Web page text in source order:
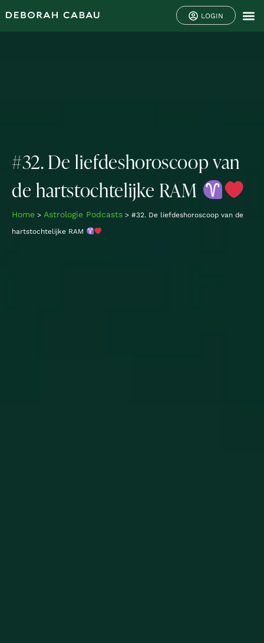
LOGIN
#32. De liefdeshoroscoop van
de hartstochtelijke RAM
Home > Astrologie Podcasts > #32. De liefdeshoroscoop van de
hartstochtelijke RAM